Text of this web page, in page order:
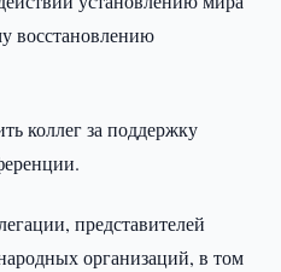
восстановлению
коллег за поддержку
представителей
организаций, в том